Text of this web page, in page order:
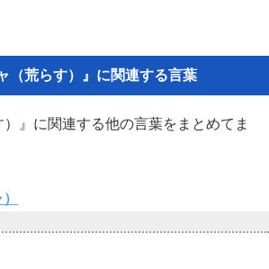
（荒らす）』に関連する言葉
）』に関連する他の言葉をまとめてま